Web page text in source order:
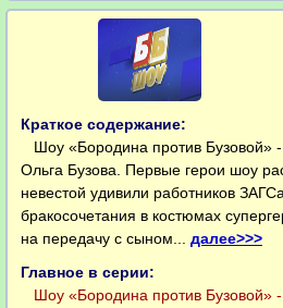
Краткое содержание:
Шоу «Бородина против Бузовой»
Ольга Бузова. Первые герои шоу
невестой удивили работников
бракосочетания в костюмах
на передачу с сыном... далее>>>
Главное в серии:
Шоу «Бородина против Бузовой»